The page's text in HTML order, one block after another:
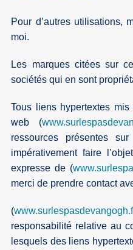
Pour d’autres utilisations,
moi.
Les marques citées sur
sociétés qui en sont
Tous liens hypertextes
web (
ressources présentes
impérativement faire
expresse de (
merci de prendre contact
(
responsabilité relative au
lesquels des liens